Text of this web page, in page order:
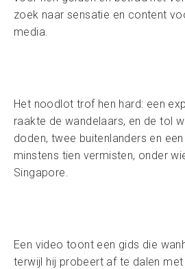
zoek naar sensatie en content
media.
Het noodlot trof hen hard: een
raakte de wandelaars, en de tol
doden, twee buitenlanders en
minstens tien vermisten, onder
Singapore.
Een video toont een gids die
terwijl hij probeert af te dalen